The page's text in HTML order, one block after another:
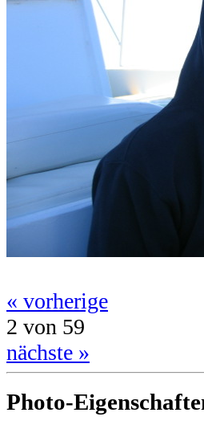
« vorherige
2 von 59
nächste »
Photo-